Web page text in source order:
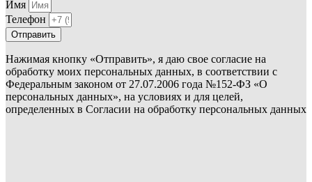
Имя
Телефон
Отправить
Нажимая кнопку «Отправить», я даю свое согласие на
обработку моих персональных данных, в соответствии с
Федеральным законом от 27.07.2006 года №152-ФЗ «О
персональных данных», на условиях и для целей,
определенных в Согласии на обработку персональных данных